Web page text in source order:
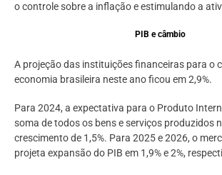
o controle sobre a inflação e estimulando a
PIB e câmbio
A projeção das instituições financeiras para o
economia brasileira neste ano ficou em 2,9%.
Para 2024, a expectativa para o Produto
soma de todos os bens e serviços produzidos
crescimento de 1,5%. Para 2025 e 2026, o
projeta expansão do PIB em 1,9% e 2%,